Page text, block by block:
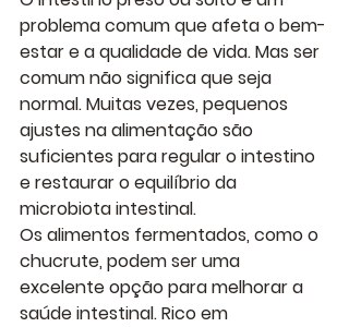
problema comum que afeta o bem-
estar e a qualidade de vida. Mas ser
comum não significa que seja
normal. Muitas vezes, pequenos
ajustes na alimentação são
suficientes para regular o intestino
e restaurar o equilíbrio da
microbiota intestinal.
Os alimentos fermentados, como o
chucrute, podem ser uma
excelente opção para melhorar a
saúde intestinal. Rico em